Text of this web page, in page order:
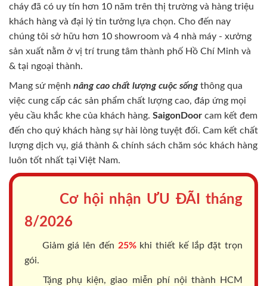
cháy đã có uy tín hơn 10 năm trên thị trường và hàng triệu
khách hàng và đại lý tin tưởng lựa chọn. Cho đến nay
chúng tôi sở hữu hơn 10 showroom và 4 nhà máy - xưởng
sản xuất nằm ở vị trí trung tâm thành phố Hồ Chí Minh và
& tại ngoại thành.
Mang sứ mệnh nâng cao chất lượng cuộc sốngthông qua
việc cung cấp các sản phẩm chất lượng cao, đáp ứng mọi
yêu cầu khắc khe của khách hàng. SaigonDoor cam kết đem
đến cho quý khách hàng sự hài lòng tuyệt đối. Cam kết chất
lượng dịch vụ, giá thành & chính sách chăm sóc khách hàng
luôn tốt nhất tại Việt Nam.
Cơ hội nhận ƯU ĐÃI tháng
8/2026
Giảm giá lên đến 25%khi thiết kế lắp đặt trọn
gói.
Tặng phụ kiện, giao miễn phí nội thành HCM